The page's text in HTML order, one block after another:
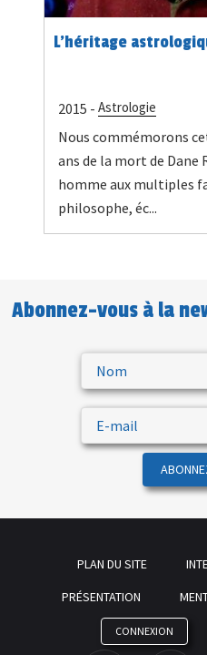
L’héritage
2015 - Astrologie
Nous commémorons
ans de la mort de Dane
homme aux multiples
philosophe, éc...
Abonnez-vous à la
PLAN DU SITE
PRÉSENTATION
CONNEXION